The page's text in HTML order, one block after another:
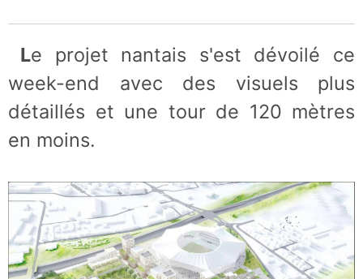
Le projet nantais s'est dévoilé ce
week-end avec des visuels plus
détaillés et une tour de 120 mètres
en moins.